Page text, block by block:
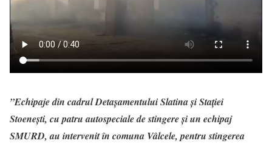
”Echipaje din cadrul Detașamentului Slatina și Stației
Stoenești, cu patru autospeciale de stingere și un echipaj
SMURD, au intervenit în comuna Vâlcele, pentru stingerea